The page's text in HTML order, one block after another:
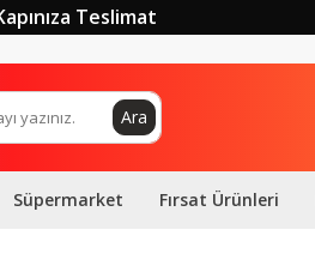
Teslimat
Ara
Süpermarket Fırsat Ürünleri